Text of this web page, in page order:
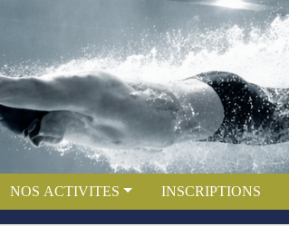
NOS ACTIVITES INSCRIPTIONS